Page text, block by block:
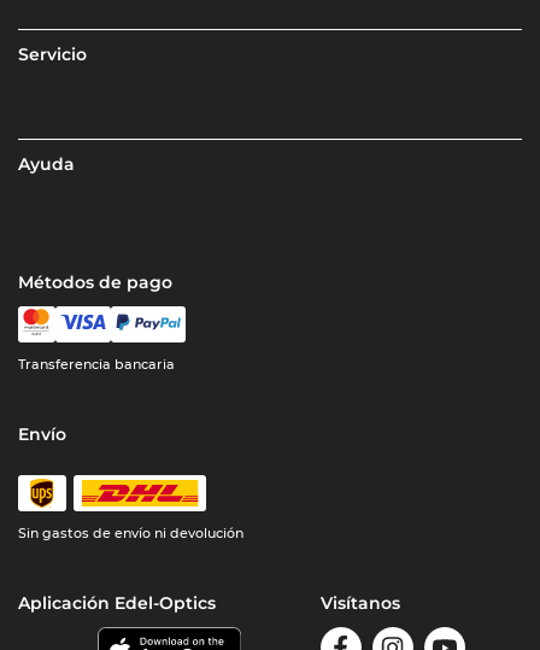
Servicio
Ayuda
Métodos de pago
Transferencia bancaria
Envío
Sin gastos de envío ni devolución
Aplicación Edel-Optics Visítanos